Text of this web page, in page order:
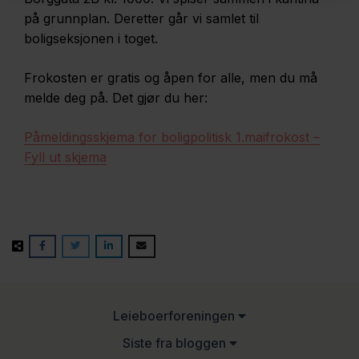
på grunnplan. Deretter går vi samlet til
boligseksjonen i toget.
Frokosten er gratis og åpen for alle, men du må
melde deg på. Det gjør du her:
Påmeldingsskjema for boligpolitisk 1.maifrokost –
Fyll ut skjema
Leieboerforeningen
Siste fra bloggen